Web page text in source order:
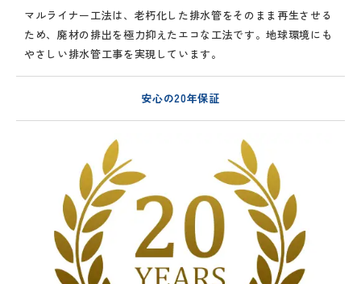
マルライナー工法は、老朽化した排水管をそのまま再生させる
ため、廃材の排出を極力抑えたエコな工法です。地球環境にも
やさしい排水管工事を実現しています。
安心の20年保証